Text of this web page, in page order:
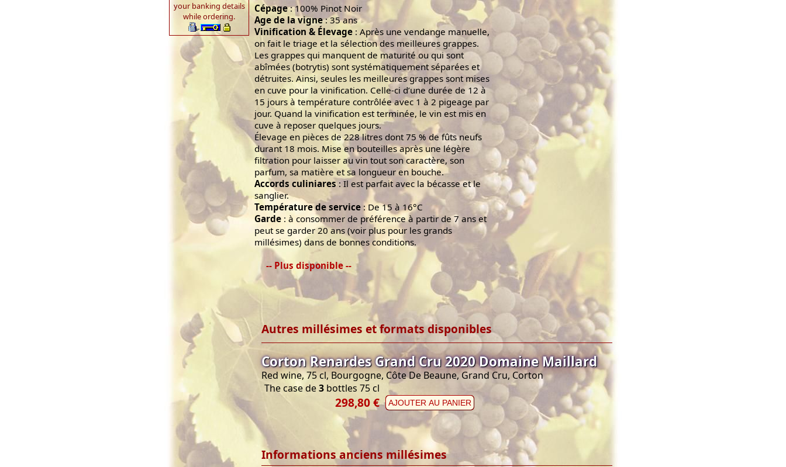
your banking details
while ordering.
Cépage: 100% Pinot Noir
Age de la vigne: 35 ans
Vinification & Élevage : Après une vendange manuelle,
on fait le triage et la sélection des meilleures grappes.
Les grappes qui manquent de maturité ou qui sont
abîmées (botrytis) sont systématiquement séparées et
détruites. Ainsi, seules les meilleures grappes sont mises
en cuve pour la vinification. Celle-ci d’une durée de 12 à
15 jours à température contrôlée avec 1 à 2 pigeage par
jour. Quand la vinification est terminée, le vin est mis en
cuve à reposer quelques jours.
Élevage en pièces de 228 litres dont 75 % de fûts neufs
durant 18 mois. Mise en bouteilles après une légère
filtration pour laisser au vin tout son caractère, son
parfum, sa matière et sa longueur en bouche.
Accords culiniares: Il est parfait avec la bécasse et le
sanglier.
Température de service : De 15 à 16°C
Garde : à consommer de préférence à partir de 7 ans et
peut se garder 20 ans (voir plus pour les grands
millésimes) dans de bonnes conditions.
-- Plus disponible --
Autres millésimes et formats disponibles
Corton Renardes Grand Cru 2020 Domaine Maillard
Red wine, 75 cl, Bourgogne, Côte De Beaune, Grand Cru, Corton
The case de3 bottles 75 cl
298,80 € AJOUTER AU PANIER
Informations anciens millésimes